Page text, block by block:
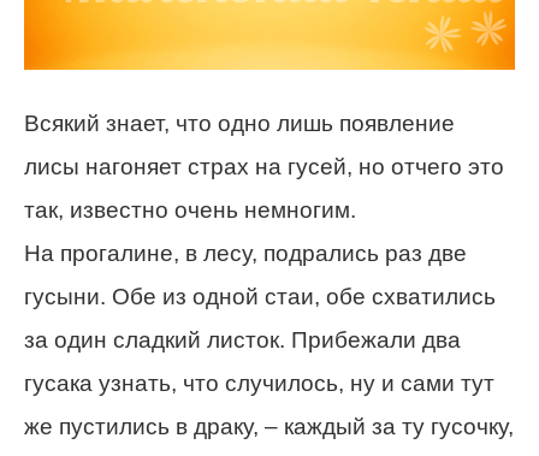
Всякий знает, что одно лишь появление
лисы нагоняет страх на гусей, но отчего это
так, известно очень немногим.
На прогалине, в лесу, подрались раз две
гусыни. Обе из одной стаи, обе схватились
за один сладкий листок. Прибежали два
гусака узнать, что случилось, ну и сами тут
же пустились в драку, – каждый за ту гусочку,